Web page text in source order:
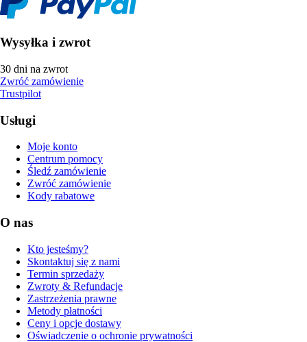
Wysyłka i zwrot
30 dni na zwrot
Zwróć zamówienie
Trustpilot
Usługi
Moje konto
Centrum pomocy
Śledź zamówienie
Zwróć zamówienie
Kody rabatowe
O nas
Kto jesteśmy?
Skontaktuj się z nami
Termin sprzedaży
Zwroty & Refundacje
Zastrzeżenia prawne
Metody płatności
Ceny i opcje dostawy
Oświadczenie o ochronie prywatności